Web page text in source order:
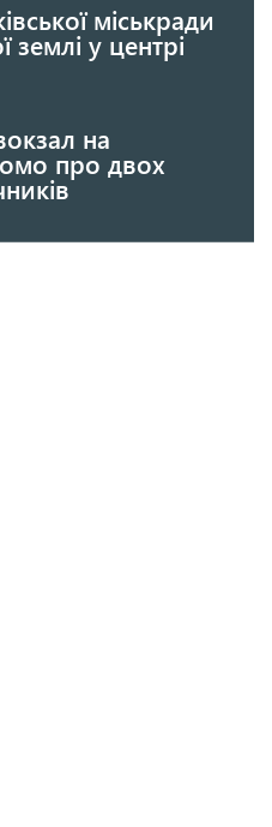
міськради
землі у центрі
на
про двох